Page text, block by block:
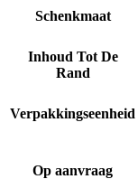
Schenkmaat
Inhoud Tot De
Rand
Verpakkingseenheid
Op aanvraag